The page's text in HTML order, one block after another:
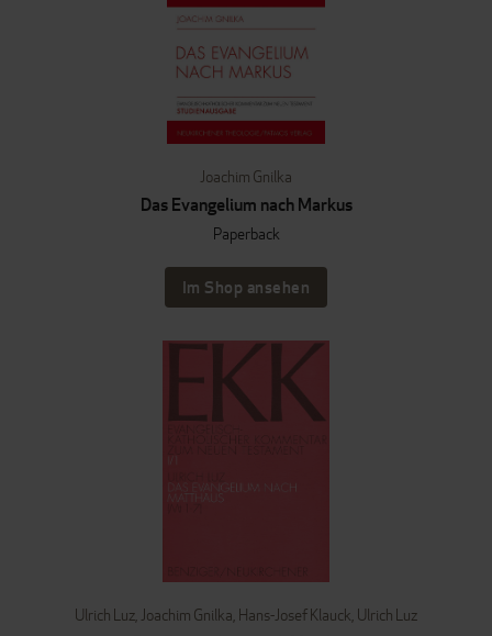
Joachim Gnilka
Das Evangelium nach Markus
Paperback
Im Shop ansehen
Ulrich Luz, Joachim Gnilka, Hans-Josef Klauck, Ulrich Luz